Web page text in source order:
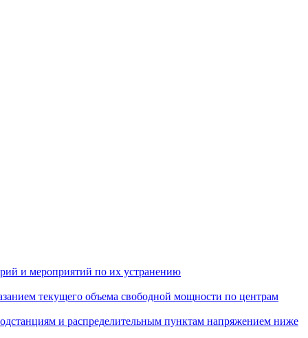
и мероприятий по их устранению
текущего объема свободной мощности по центрам
и распределительным пунктам напряжением ниже